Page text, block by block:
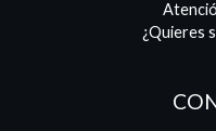
¿Quieres